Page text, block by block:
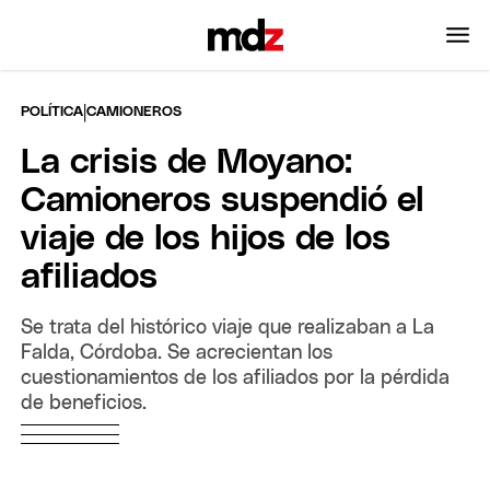
POLÍTICA |CAMIONEROS
La crisis de Moyano:
Camioneros suspendió el
viaje de los hijos de los
afiliados
Se trata del histórico viaje que realizaban a La
Falda, Córdoba. Se acrecientan los
cuestionamientos de los afiliados por la pérdida
de beneficios.